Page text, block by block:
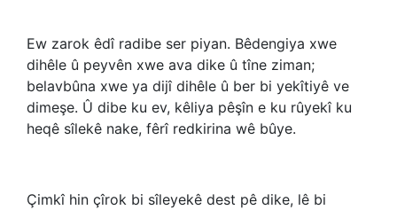
Ew zarok êdî radibe ser piyan. Bêdengiya xwe
dihêle û peyvên xwe ava dike û tîne ziman;
belavbûna xwe ya dijî dihêle û ber bi yekîtiyê ve
dimeşe. Û dibe ku ev, kêliya pêşîn e ku rûyekî ku
heqê sîlekê nake, fêrî redkirina wê bûye.
Çimkî hin çîrok bi sîleyekê dest pê dike, lê bi